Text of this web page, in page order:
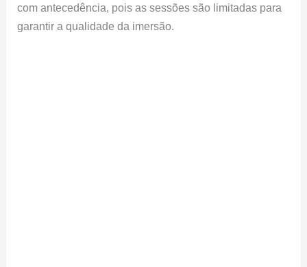
com antecedência, pois as sessões são limitadas para
garantir a qualidade da imersão.